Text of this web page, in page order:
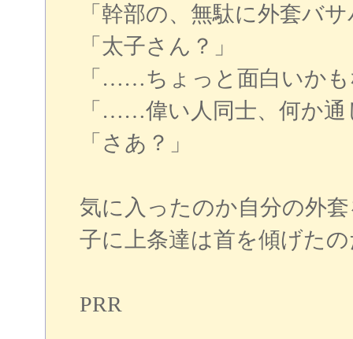
「幹部の、無駄に外套バ
「太子さん？」
「……ちょっと面白いか
「……偉い人同士、何か
「さあ？」
気に入ったのか自分の外
子に上条達は首を傾げた
PRR